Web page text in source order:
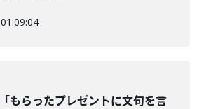
01:09:04
「もらったプレゼントに文句を言